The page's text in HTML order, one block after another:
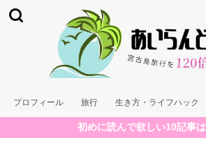
プロフィール 旅行 生き方・ライフハック
初めに読んで欲しい10記事